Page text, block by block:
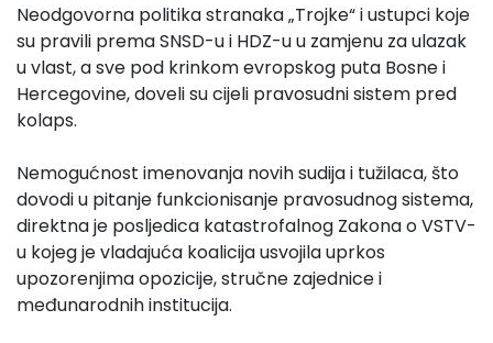
Neodgovorna politika stranaka „Trojke“ i ustupci koje
su pravili prema SNSD-u i HDZ-u u zamjenu za ulazak
u vlast, a sve pod krinkom evropskog puta Bosne i
Hercegovine, doveli su cijeli pravosudni sistem pred
kolaps.
Nemogućnost imenovanja novih sudija i tužilaca, što
dovodi u pitanje funkcionisanje pravosudnog sistema,
direktna je posljedica katastrofalnog Zakona o VSTV-
u kojeg je vladajuća koalicija usvojila uprkos
upozorenjima opozicije, stručne zajednice i
međunarodnih institucija.